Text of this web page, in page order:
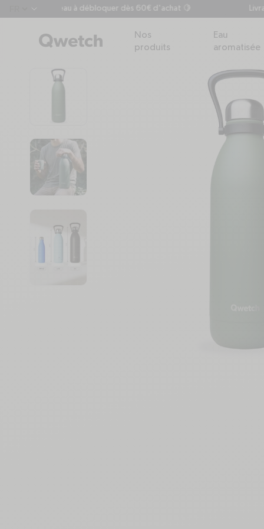
Votre cadeau à débloquer dès 60€ d'achat 🍋
Nos
produits
Eau
aromatisée